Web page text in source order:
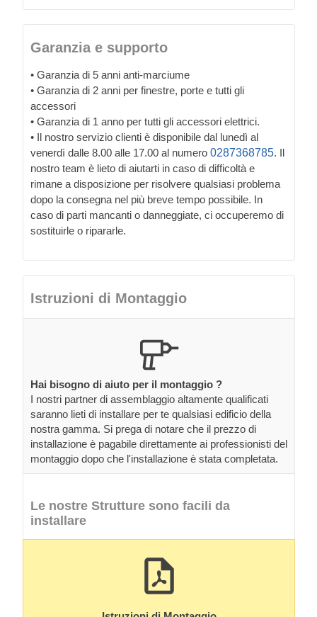
Garanzia e supporto
• Garanzia di 5 anni anti-marciume
• Garanzia di 2 anni per finestre, porte e tutti gli
accessori
• Garanzia di 1 anno per tutti gli accessori elettrici.
• Il nostro servizio clienti è disponibile dal lunedì al
venerdì dalle 8.00 alle 17.00 al numero 0287368785. Il
nostro team è lieto di aiutarti in caso di difficoltà e
rimane a disposizione per risolvere qualsiasi problema
dopo la consegna nel più breve tempo possibile. In
caso di parti mancanti o danneggiate, ci occuperemo di
sostituirle o ripararle.
Istruzioni di Montaggio
Hai bisogno di aiuto per il montaggio ?
I nostri partner di assemblaggio altamente qualificati
saranno lieti di installare per te qualsiasi edificio della
nostra gamma. Si prega di notare che il prezzo di
installazione è pagabile direttamente ai professionisti del
montaggio dopo che l'installazione è stata completata.
Le nostre Strutture sono facili da
installare